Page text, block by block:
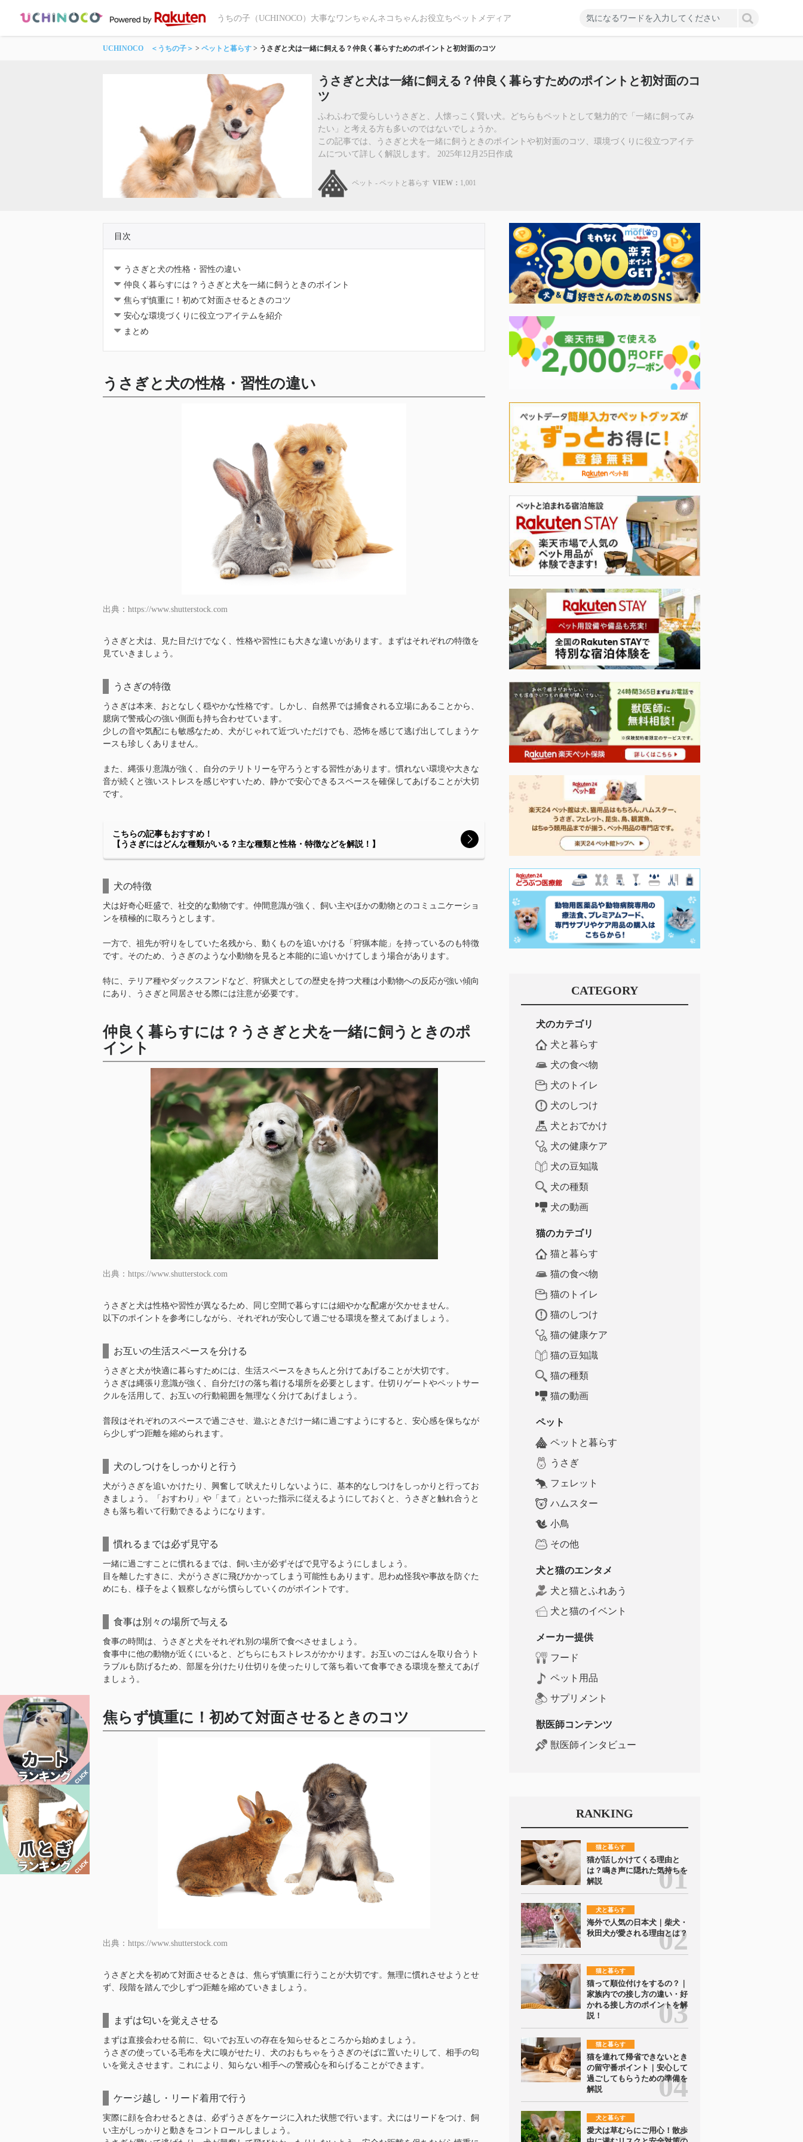
うちの子（UCHINOCO）大事なワンちゃんネコちゃんお役立ちペットメディア
UCHINOCO ＜うちの子＞ ペットと暮らす うさぎと犬は一緒に飼える？仲良く暮らすためのポイントと初対面のコツ
うさぎと犬は一緒に飼える？仲良く暮らすためのポイントと初対面のコ
ツ
ふわふわで愛らしいうさぎと、人懐っこく賢い犬。どちらもペットとして魅力的で「一緒に飼ってみ
たい」と考える方も多いのではないでしょうか。
この記事では、うさぎと犬を一緒に飼うときのポイントや初対面のコツ、環境づくりに役立つアイテ
ムについて詳しく解説します。 2025年12月25日作成
ペット - ペットと暮らす VIEW： 1,001
目次
うさぎと犬の性格・習性の違い
仲良く暮らすには？うさぎと犬を一緒に飼うときのポイント
焦らず慎重に！初めて対面させるときのコツ
安心な環境づくりに役立つアイテムを紹介
まとめ
うさぎと犬の性格・習性の違い
出典：https://www.shutterstock.com
うさぎと犬は、見た目だけでなく、性格や習性にも大きな違いがあります。まずはそれぞれの特徴を
見ていきましょう。
うさぎの特徴
うさぎは本来、おとなしく穏やかな性格です。しかし、自然界では捕食される立場にあることから、
臆病で警戒心の強い側面も持ち合わせています。
少しの音や気配にも敏感なため、犬がじゃれて近づいただけでも、恐怖を感じて逃げ出してしまうケ
ースも珍しくありません。
また、縄張り意識が強く、自分のテリトリーを守ろうとする習性があります。慣れない環境や大きな
音が続くと強いストレスを感じやすいため、静かで安心できるスペースを確保してあげることが大切
です。
こちらの記事もおすすめ！
【うさぎにはどんな種類がいる？主な種類と性格・特徴などを解説！】
犬の特徴
犬は好奇心旺盛で、社交的な動物です。仲間意識が強く、飼い主やほかの動物とのコミュニケーショ
ンを積極的に取ろうとします。
一方で、祖先が狩りをしていた名残から、動くものを追いかける「狩猟本能」を持っているのも特徴
です。そのため、うさぎのような小動物を見ると本能的に追いかけてしまう場合があります。
特に、テリア種やダックスフンドなど、狩猟犬としての歴史を持つ犬種は小動物への反応が強い傾向
にあり、うさぎと同居させる際には注意が必要です。
仲良く暮らすには？うさぎと犬を一緒に飼うときのポ
イント
出典：https://www.shutterstock.com
うさぎと犬は性格や習性が異なるため、同じ空間で暮らすには細やかな配慮が欠かせません。
以下のポイントを参考にしながら、それぞれが安心して過ごせる環境を整えてあげましょう。
お互いの生活スペースを分ける
うさぎと犬が快適に暮らすためには、生活スペースをきちんと分けてあげることが大切です。
うさぎは縄張り意識が強く、自分だけの落ち着ける場所を必要とします。仕切りゲートやペットサー
クルを活用して、お互いの行動範囲を無理なく分けてあげましょう。
普段はそれぞれのスペースで過ごさせ、遊ぶときだけ一緒に過ごすようにすると、安心感を保ちなが
ら少しずつ距離を縮められます。
犬のしつけをしっかりと行う
犬がうさぎを追いかけたり、興奮して吠えたりしないように、基本的なしつけをしっかりと行ってお
きましょう。「おすわり」や「まて」といった指示に従えるようにしておくと、うさぎと触れ合うと
きも落ち着いて行動できるようになります。
慣れるまでは必ず見守る
一緒に過ごすことに慣れるまでは、飼い主が必ずそばで見守るようにしましょう。
目を離したすきに、犬がうさぎに飛びかかってしまう可能性もあります。思わぬ怪我や事故を防ぐた
めにも、様子をよく観察しながら慣らしていくのがポイントです。
食事は別々の場所で与える
食事の時間は、うさぎと犬をそれぞれ別の場所で食べさせましょう。
食事中に他の動物が近くにいると、どちらにもストレスがかかります。お互いのごはんを取り合うト
ラブルも防げるため、部屋を分けたり仕切りを使ったりして落ち着いて食事できる環境を整えてあげ
ましょう。
焦らず慎重に！初めて対面させるときのコツ
出典：https://www.shutterstock.com
うさぎと犬を初めて対面させるときは、焦らず慎重に行うことが大切です。無理に慣れさせようとせ
ず、段階を踏んで少しずつ距離を縮めていきましょう。
まずは匂いを覚えさせる
まずは直接会わせる前に、匂いでお互いの存在を知らせるところから始めましょう。
うさぎの使っている毛布を犬に嗅がせたり、犬のおもちゃをうさぎのそばに置いたりして、相手の匂
いを覚えさせます。これにより、知らない相手への警戒心を和らげることができます。
ケージ越し・リード着用で行う
実際に顔を合わせるときは、必ずうさぎをケージに入れた状態で行います。犬にはリードをつけ、飼
い主がしっかりと動きをコントロールしましょう。
CATEGORY
犬のカテゴリ
犬と暮らす
犬の食べ物
犬のトイレ
犬のしつけ
犬とおでかけ
犬の健康ケア
犬の豆知識
犬の種類
犬の動画
猫のカテゴリ
猫と暮らす
猫の食べ物
猫のトイレ
猫のしつけ
猫の健康ケア
猫の豆知識
猫の種類
猫の動画
ペット
ペットと暮らす
うさぎ
フェレット
ハムスター
小鳥
その他
犬と猫のエンタメ
犬と猫とふれあう
犬と猫のイベント
メーカー提供
フード
ペット用品
サプリメント
獣医師コンテンツ
獣医師インタビュー
RANKING
猫と暮らす
猫が話しかけてくる理由と
は？鳴き声に隠れた気持ちを
解説
犬と暮らす
海外で人気の日本犬｜柴犬・
秋田犬が愛される理由とは？
猫と暮らす
猫って順位付けをするの？｜
家族内での接し方の違い・好
かれる接し方のポイントを解
説！
猫と暮らす
猫を連れて帰省できないとき
の留守番ポイント｜安心して
過ごしてもらうための準備を
解説
犬と暮らす
愛犬は草むらにご用心！散歩